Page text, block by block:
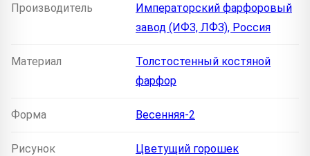
Производитель
Императорский фарфоровый
завод (ИФЗ, ЛФЗ), Россия
Материал
Толстостенный костяной
фарфор
Форма Весенняя-2
Рисунок Цветущий горошек